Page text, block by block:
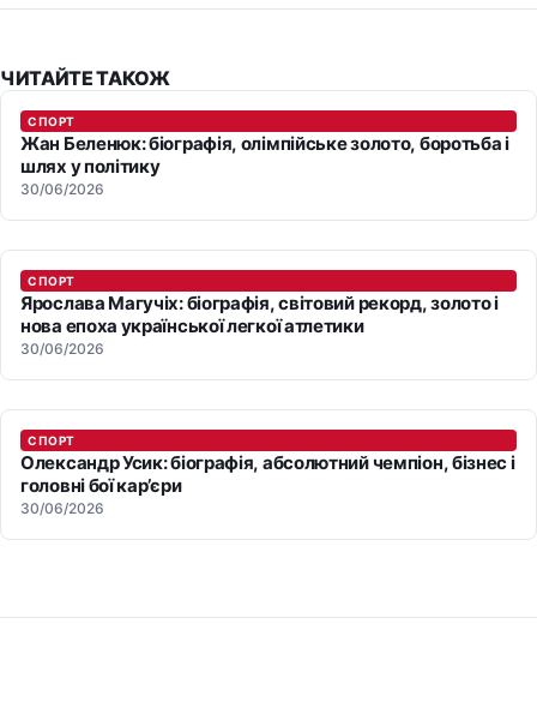
ЧИТАЙТЕ ТАКОЖ
СПОРТ
Жан Беленюк: біографія, олімпійське золото, боротьба і
шлях у політику
30/06/2026
СПОРТ
Ярослава Магучіх: біографія, світовий рекорд, золото і
нова епоха української легкої атлетики
30/06/2026
СПОРТ
Олександр Усик: біографія, абсолютний чемпіон, бізнес і
головні бої кар’єри
30/06/2026